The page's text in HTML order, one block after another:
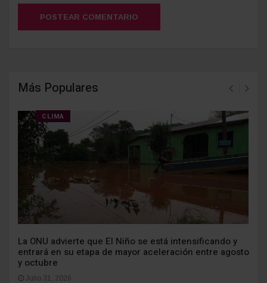
POSTEAR COMENTARIO
Más Populares
CLIMA
La ONU advierte que El Niño se está intensificando y
entrará en su etapa de mayor aceleración entre agosto
y octubre
Julio 31, 2026